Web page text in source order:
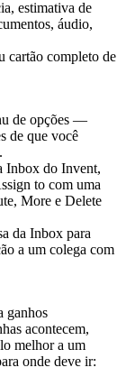
cartão completo de
de opções —
de que você
da Inbox para
a um colega com
ganhos
acontecem,
melhor a um
onde deve ir: